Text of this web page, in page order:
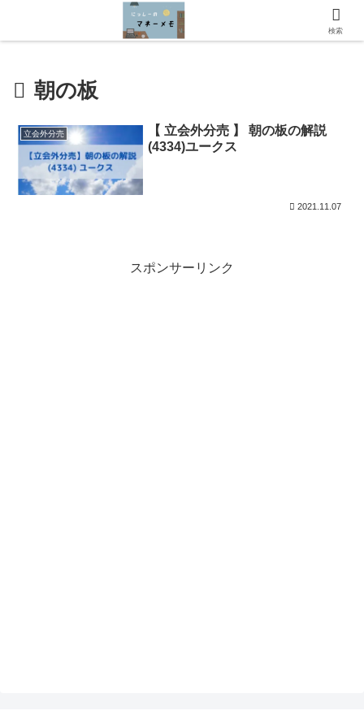
にっしーのマネーメモへようこそ！
朝の板
立会外分売
【 立会外分売 】 朝の板の解説
(4334)ユークス
2021.11.07
スポンサーリンク
検索